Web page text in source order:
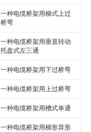
一种电缆桥架用梯式上过
桥弯
一种电缆桥架用垂直转动
托盘式左三通
一种电缆桥架用下过桥弯
一种电缆桥架用上过桥弯
一种电缆桥架用槽式单通
一种电缆桥架用梯形异形